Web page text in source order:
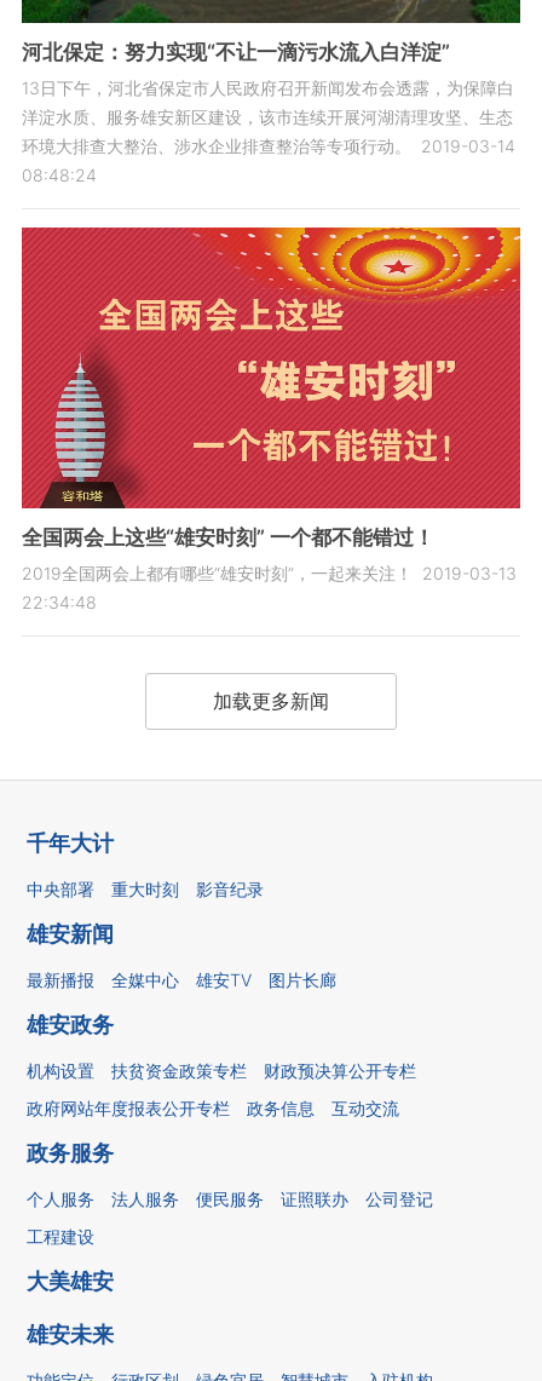
河北保定：努力实现“不让一滴污水流入白洋淀”
13日下午，河北省保定市人民政府召开新闻发布会透露，为保障白
洋淀水质、服务雄安新区建设，该市连续开展河湖清理攻坚、生态
环境大排查大整治、涉水企业排查整治等专项行动。
2019-03-14
08:48:24
全国两会上这些“雄安时刻” 一个都不能错过！
2019全国两会上都有哪些“雄安时刻”，一起来关注！
2019-03-13
22:34:48
加载更多新闻
千年大计
中央部署 重大时刻 影音纪录
雄安新闻
最新播报 全媒中心 雄安TV 图片长廊
雄安政务
机构设置 扶贫资金政策专栏
财政预决算公开专栏
政府网站年度报表公开专栏
政务信息 互动交流
政务服务
个人服务 法人服务 便民服务 证照联办
公司登记
工程建设
大美雄安
雄安未来